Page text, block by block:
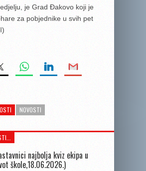
je Grad Đakovo koji je
za pobjednike u svih pet
NOVOSTI
najbolja kviz ekipa u
škole,18.06.2026.)